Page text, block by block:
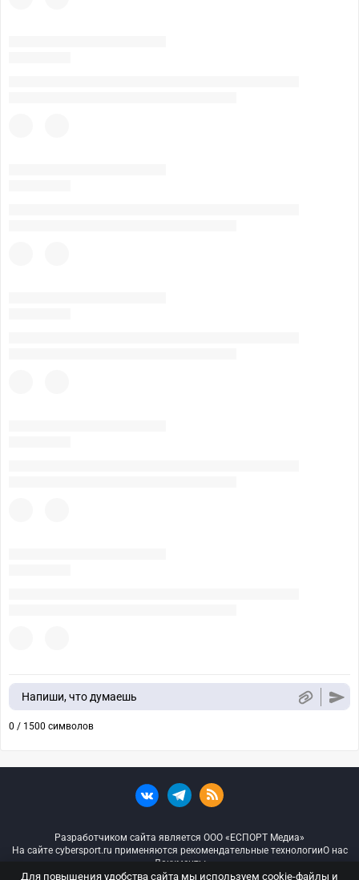
Напиши, что думаешь
0 / 1500 символов
Разработчиком сайта является ООО «ЕСПОРТ Медиа»
На сайте cybersport.ru применяются рекомендательные технологииО нас
Документы
Для повышения удобства сайта мы используем cookie-файлы и